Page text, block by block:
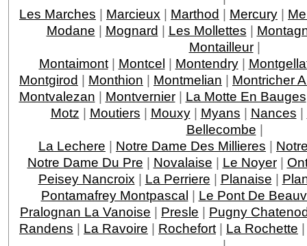
Les Marches | Marcieux | Marthod | Mercury |
Modane | Mognard | Les Mollettes |
Montailleur|
Montaimont| Montcel | Montendry|
Montgirod | Monthion | Montmelian | Montricher
Montvalezan | Montvernier| La Motte En Bauges
Motz | Moutiers | Mouxy| Myans | Nances |
Bellecombe |
La Lechere | Notre Dame Des Millieres |
Notre Dame Du Pre | Novalaise | Le Noyer|
Peisey Nancroix | La Perriere | Planaise |
Pontamafrey Montpascal | Le Pont De
Pralognan La Vanoise | Presle | Pugny
Randens | La Ravoire | Rochefort | La Rochette